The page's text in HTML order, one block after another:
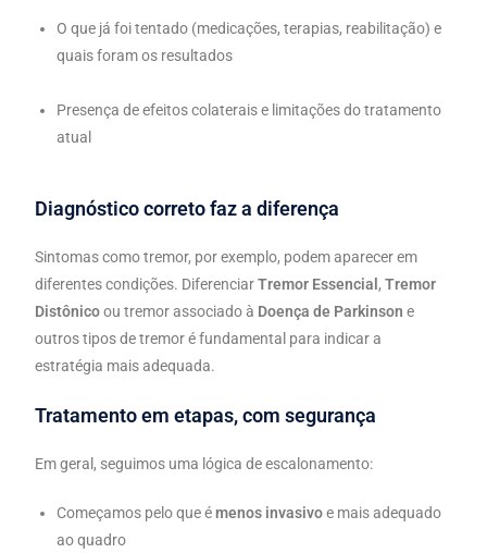
O que já foi tentado (medicações, terapias, reabilitação) e
quais foram os resultados
Presença de efeitos colaterais e limitações do tratamento
atual
Diagnóstico correto faz a diferença
Sintomas como tremor, por exemplo, podem aparecer em
diferentes condições. DiferenciarTremor Essencial ,Tremor
Distônicoou tremor associado à Doença de Parkinson e
outros tipos de tremor é fundamental para indicar a
estratégia mais adequada.
Tratamento em etapas, com segurança
Em geral, seguimos uma lógica de escalonamento:
Começamos pelo que émenos invasivoe mais adequado
ao quadro